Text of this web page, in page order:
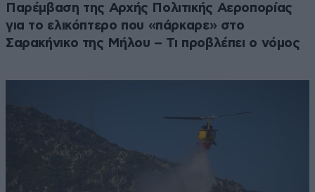
Παρέμβαση της Αρχής Πολιτικής Αεροπορίας
για το ελικόπτερο που «πάρκαρε» στο
Σαρακήνικο της Μήλου – Τι προβλέπει ο νόμος